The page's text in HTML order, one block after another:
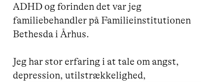
ADHD og forinden det var jeg
familiebehandler på Familieinstitutionen
Bethesda i Århus.
Jeg har stor erfaring i at tale om angst,
depression, utilstrækkelighed,